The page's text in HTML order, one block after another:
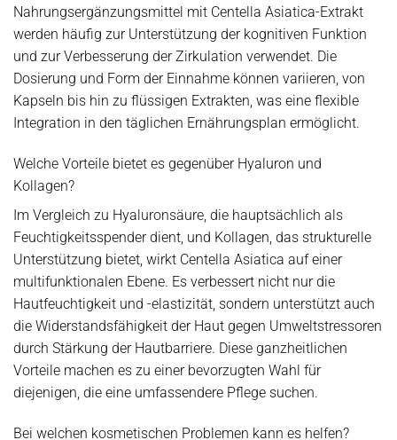
Nahrungsergänzungsmittel mit Centella Asiatica-Extrakt
werden häufig zur Unterstützung der kognitiven Funktion
und zur Verbesserung der Zirkulation verwendet. Die
Dosierung und Form der Einnahme können variieren, von
Kapseln bis hin zu flüssigen Extrakten, was eine flexible
Integration in den täglichen Ernährungsplan ermöglicht.
Welche Vorteile bietet es gegenüber Hyaluron und
Kollagen?
Im Vergleich zu Hyaluronsäure, die hauptsächlich als
Feuchtigkeitsspender dient, und Kollagen, das strukturelle
Unterstützung bietet, wirkt Centella Asiatica auf einer
multifunktionalen Ebene. Es verbessert nicht nur die
Hautfeuchtigkeit und -elastizität, sondern unterstützt auch
die Widerstandsfähigkeit der Haut gegen Umweltstressoren
durch Stärkung der Hautbarriere. Diese ganzheitlichen
Vorteile machen es zu einer bevorzugten Wahl für
diejenigen, die eine umfassendere Pflege suchen.
Bei welchen kosmetischen Problemen kann es helfen?